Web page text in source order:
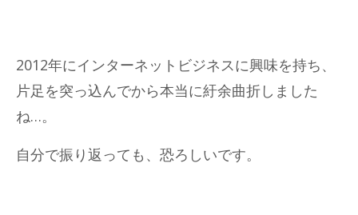
2012年にインターネットビジネスに興味を持ち、
片足を突っ込んでから本当に紆余曲折しました
ね…。
自分で振り返っても、恐ろしいです。